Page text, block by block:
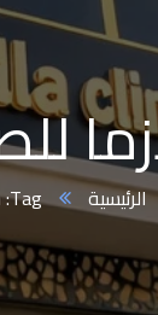
الرئيسية Tag: حقن البلازما للصلع الوراثي عند النساء